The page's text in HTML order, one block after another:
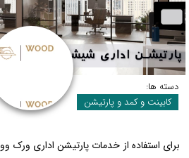
دسته ها:
کابینت و کمد و پارتیشن
برای استفاده از خدمات پارتیشن اداری ورک